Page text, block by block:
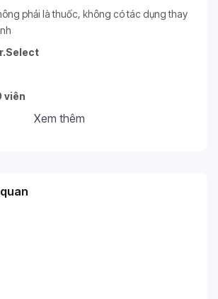
phải là thuốc, không có tác dụng thay
viên
Xem thêm